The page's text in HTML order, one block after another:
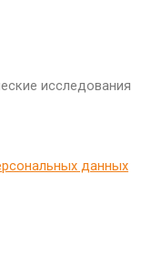
исследования
данных